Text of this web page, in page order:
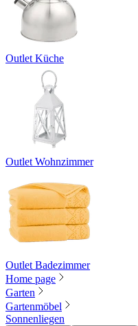
Outlet Küche
Outlet Wohnzimmer
Outlet Badezimmer
Home page
Garten
Gartenmöbel
Sonnenliegen